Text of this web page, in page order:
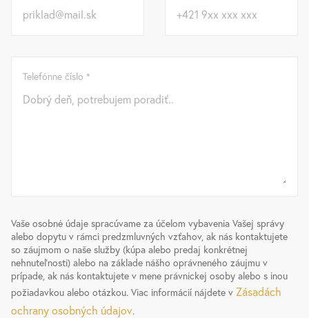
Telefónne číslo *
Vaše osobné údaje spracúvame za účelom vybavenia Vašej správy
alebo dopytu v rámci predzmluvných vzťahov, ak nás kontaktujete
so záujmom o naše služby (kúpa alebo predaj konkrétnej
nehnuteľnosti) alebo na základe nášho oprávneného záujmu v
prípade, ak nás kontaktujete v mene právnickej osoby alebo s inou
požiadavkou alebo otázkou. Viac informácií nájdete v Zásadách
ochrany osobných údajov.